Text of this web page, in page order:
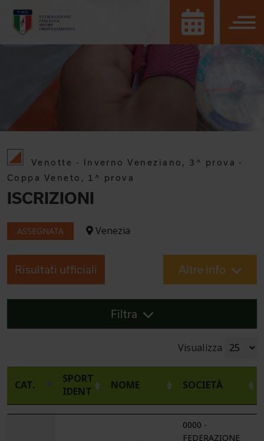
Venotte - Inverno Veneziano, 3^ prova -
Coppa Veneto, 1^ prova
ISCRIZIONI
ASSEGNATA Venezia
Risultati ufficiali Altre info
Filtra
Visualizza
CAT.
SPORT
IDENT
NOME SOCIETÀ
0000 -
FEDERAZIONE